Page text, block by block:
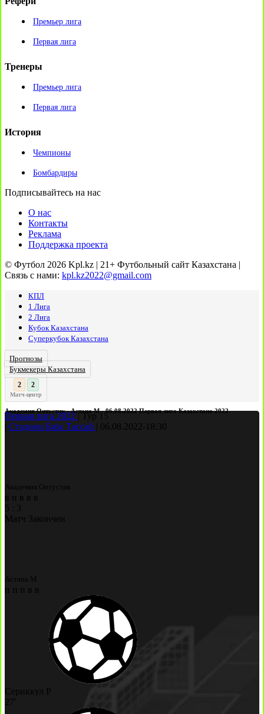
Премьер лига
Первая лига
Тренеры
Премьер лига
Первая лига
История
Чемпионы
Бомбардиры
Подписывайтесь на нас
О нас
Контакты
Реклама
Поддержка проекта
© Футбол 2026 Kpl.kz | 21+ Футбольный сайт Казахстана |
Связь с нами: kpl.kz2022@gmail.com
КПЛ
1 Лига
2 Лига
Кубок Казахстана
Суперкубок Казахстана
Прогнозы
Букмекеры Казахстана
: 2
Матч-центр
Академия Онтустик - Астана М - 06.08.2022 Первая лига Казахстана 2022
Первая лига 2022 Тур 15
Стадион Биік Тассай 06.08.2022- 18:30
Академия Онтустик
в н в в в
5
3
Матч Закончен
Астана М
п п п в в
Сериккул Р
27'